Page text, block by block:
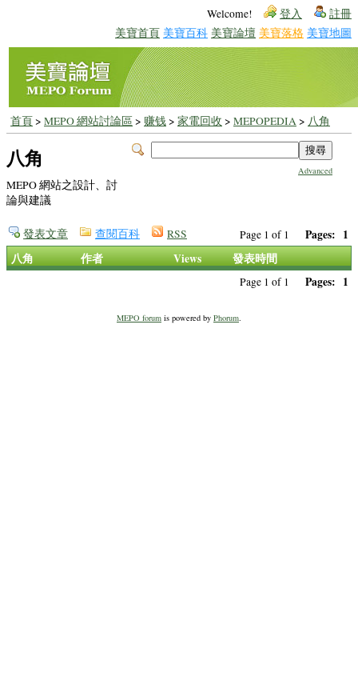
Welcome! 登入 註冊
美寶首頁 美寶百科 美寶論壇 美寶落格 美寶地圖
首頁> MEPO 網站討論區> 赚钱> 家電回收 > MEPOPEDIA> 八角
Advanced
八角
MEPO 網站之設計、討
論與建議
Page 1 of 1 Pages: 1
發表文章 查閱百科 RSS
八角 作者 Views 發表時間
Page 1 of 1 Pages: 1
MEPO forum is powered by Phorum.